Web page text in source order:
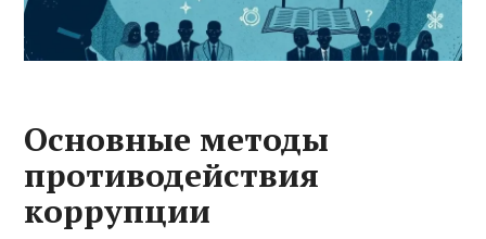
Основные методы
противодействия
коррупции